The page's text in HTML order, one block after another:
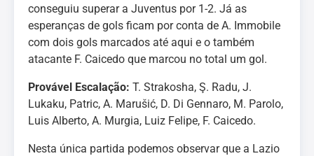
conseguiu superar a Juventus por 1-2. Já as
esperanças de gols ficam por conta de A. Immobile
com dois gols marcados até aqui e o também
atacante F. Caicedo que marcou no total um gol.
Provável Escalação: T. Strakosha, Ş. Radu, J.
Lukaku, Patric, A. Marušić, D. Di Gennaro, M. Parolo,
Luis Alberto, A. Murgia, Luiz Felipe, F. Caicedo.
Nesta única partida podemos observar que a Lazio